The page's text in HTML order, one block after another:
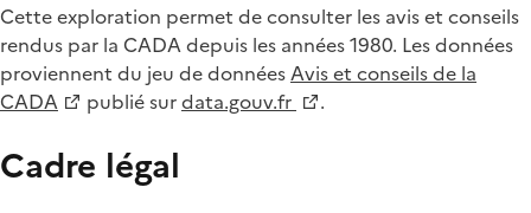
Cette exploration permet de consulter les avis et conseils
rendus par la CADA depuis les années 1980. Les données
proviennent du jeu de donnéesAvis et conseils de la
CADA
publié surdata.gouv.fr .
Cadre légal